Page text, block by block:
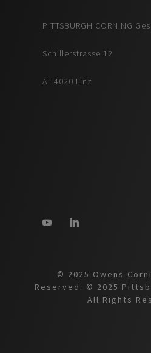
PITTSBURGH CORNING
Schillerstrasse 12
AT-4020 Linz
© 2025 Owens
Reserved. © 2025
All Rights